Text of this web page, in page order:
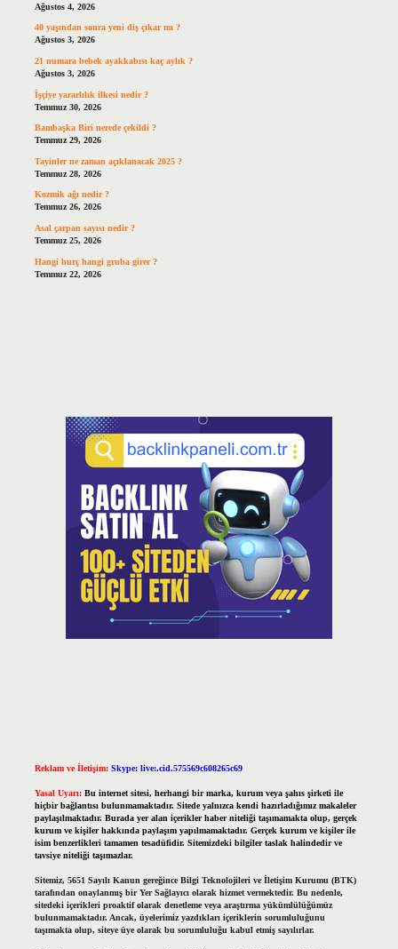
Ağustos 4, 2026
40 yaşından sonra yeni diş çıkar mı ?
Ağustos 3, 2026
21 numara bebek ayakkabısı kaç aylık ?
Ağustos 3, 2026
İşçiye yararlılık ilkesi nedir ?
Temmuz 30, 2026
Bambaşka Biri nerede çekildi ?
Temmuz 29, 2026
Tayinler ne zaman açıklanacak 2025 ?
Temmuz 28, 2026
Kozmik ağı nedir ?
Temmuz 26, 2026
Asal çarpan sayısı nedir ?
Temmuz 25, 2026
Hangi burç hangi gruba girer ?
Temmuz 22, 2026
Reklam ve İletişim: Skype: live:.cid.575569c608265c69
Yasal Uyarı: Bu internet sitesi, herhangi bir marka, kurum veya şahıs şirketi ile
hiçbir bağlantısı bulunmamaktadır. Sitede yalnızca kendi hazırladığımız makaleler
paylaşılmaktadır. Burada yer alan içerikler haber niteliği taşımamakta olup, gerçek
kurum ve kişiler hakkında paylaşım yapılmamaktadır. Gerçek kurum ve kişiler ile
isim benzerlikleri tamamen tesadüfidir. Sitemizdeki bilgiler taslak halindedir ve
tavsiye niteliği taşımazlar.
Sitemiz, 5651 Sayılı Kanun gereğince Bilgi Teknolojileri ve İletişim Kurumu (BTK)
tarafından onaylanmış bir Yer Sağlayıcı olarak hizmet vermektedir. Bu nedenle,
sitedeki içerikleri proaktif olarak denetleme veya araştırma yükümlülüğümüz
bulunmamaktadır. Ancak, üyelerimiz yazdıkları içeriklerin sorumluluğunu
taşımakta olup, siteye üye olarak bu sorumluluğu kabul etmiş sayılırlar.